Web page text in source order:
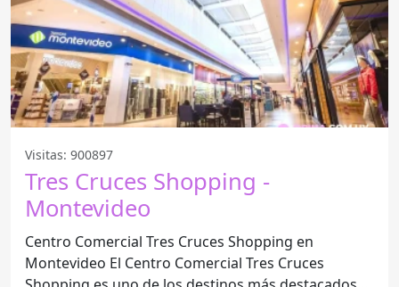
Visitas: 900897
Tres Cruces Shopping -
Montevideo
Centro Comercial Tres Cruces Shopping en
Montevideo El Centro Comercial Tres Cruces